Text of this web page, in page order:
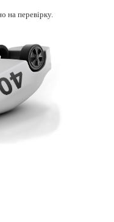
на перевірку.